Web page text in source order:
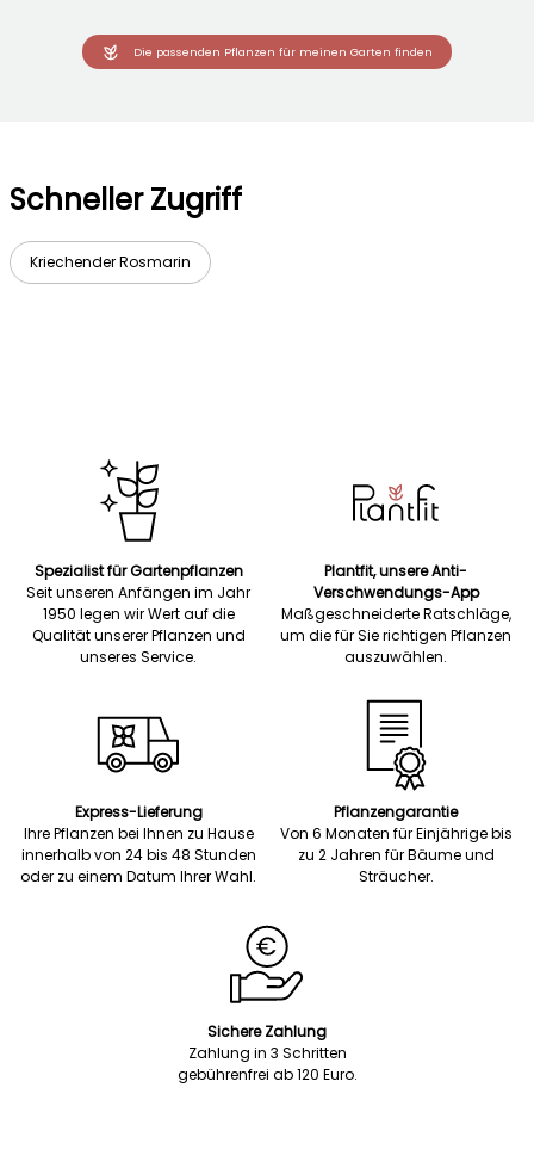
Die passenden Pflanzen für meinen Garten finden
Schneller Zugriff
Kriechender Rosmarin
Spezialist für Gartenpflanzen
Seit unseren Anfängen im Jahr
1950 legen wir Wert auf die
Qualität unserer Pflanzen und
unseres Service.
Plantfit, unsere Anti-
Verschwendungs-App
Maßgeschneiderte Ratschläge,
um die für Sie richtigen Pflanzen
auszuwählen.
Express-Lieferung
Ihre Pflanzen bei Ihnen zu Hause
innerhalb von 24 bis 48 Stunden
oder zu einem Datum Ihrer Wahl.
Pflanzengarantie
Von 6 Monaten für Einjährige bis
zu 2 Jahren für Bäume und
Sträucher.
Sichere Zahlung
Zahlung in 3 Schritten
gebührenfrei ab 120 Euro.